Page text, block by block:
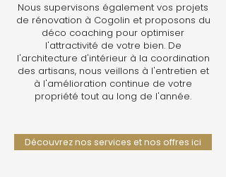
Nous supervisons également vos projets
de rénovation à Cogolin et proposons du
déco coaching pour optimiser
l'attractivité de votre bien. De
l'architecture d'intérieur à la coordination
des artisans, nous veillons à l'entretien et
à l'amélioration continue de votre
propriété tout au long de l'année.
Découvrez nos services et nos offres ici